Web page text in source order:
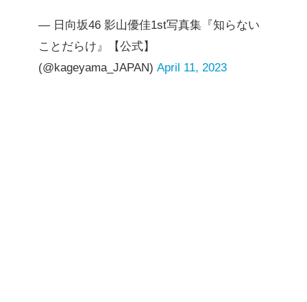
— 日向坂46 影山優佳1st写真集『知らない
ことだらけ』【公式】
(@kageyama_JAPAN) April 11, 2023